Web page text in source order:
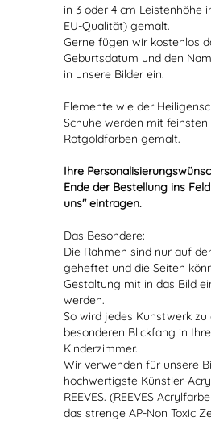
in 3 oder 4 cm Leistenhöhe
EU-Qualität) gemalt.
Gerne fügen wir kostenlos
Geburtsdatum und den
in unsere Bilder ein.
Elemente wie der
Schuhe werden mit feinsten
Rotgoldfarben gemalt.
Ihre
Ende der Bestellung ins
uns" eintragen.
Das Besondere:
Die Rahmen sind nur auf
geheftet und die Seiten
Gestaltung mit in das Bild
werden.
So wird jedes Kunstwerk zu
besonderen Blickfang in
Kinderzimmer.
Wir verwenden für unsere
hochwertigste Künstler-
REEVES. (REEVES
das strenge AP-Non Toxic